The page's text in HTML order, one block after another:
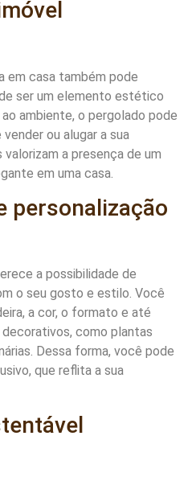
em casa também pode
ser um elemento estético
ambiente, o pergolado pode
ou alugar a sua
a presença de um
em uma casa.
personalização
a possibilidade de
o seu gosto e estilo. Você
a cor, o formato e até
como plantas
Dessa forma, você pode
que reflita a sua